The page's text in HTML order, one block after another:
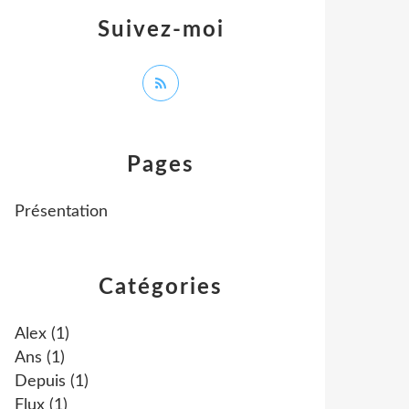
Catégories
Alex (1)
Ans (1)
Depuis (1)
Flux (1)
Pages
Présentation
Suivez-moi